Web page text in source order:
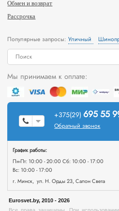
Обмен и возврат
Рассрочка
Популярные запросы:Уличный
Мы принимаем к оплате:
+375(29) 695 55
Обратный звонок
График работы:
Пн-Пт: 10:00 - 20:00 Сб: 10:00 - 17:00
Вс: 10:00 - 17:00
г. Минск, ул. Н. Орды 23, Салон Света
Eurosvet.by, 2010 - 2026